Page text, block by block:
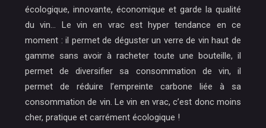
écologique, innovante, économique et garde la qualité
du vin… Le vin en vrac est hyper tendance en ce
moment : il permet de déguster un verre de vin haut de
gamme sans avoir à racheter toute une bouteille, il
permet de diversifier sa consommation de vin, il
permet de réduire l’empreinte carbone liée à sa
consommation de vin. Le vin en vrac, c’est donc moins
cher, pratique et carrément écologique !